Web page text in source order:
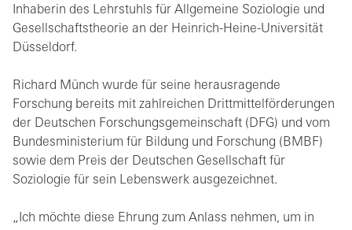
Inhaberin des Lehrstuhls für Allgemeine Soziologie und
Gesellschaftstheorie an der Heinrich-Heine-Universität
Düsseldorf.
Richard Münch wurde für seine herausragende
Forschung bereits mit zahlreichen Drittmittelförderungen
der Deutschen Forschungsgemeinschaft (DFG) und vom
Bundesministerium für Bildung und Forschung (BMBF)
sowie dem Preis der Deutschen Gesellschaft für
Soziologie für sein Lebenswerk ausgezeichnet.
„Ich möchte diese Ehrung zum Anlass nehmen, um in